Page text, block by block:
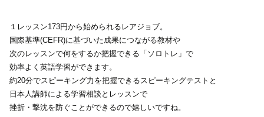
１レッスン173円から始められるレアジョブ。
国際基準(CEFR)に基づいた成果につながる教材や
次のレッスンで何をするか把握できる「ソロトレ」で
効率よく英語学習ができます。
約20分でスピーキング力を把握できるスピーキングテストと
日本人講師による学習相談とレッスンで
挫折・撃沈を防ぐことができるので嬉しいですね。